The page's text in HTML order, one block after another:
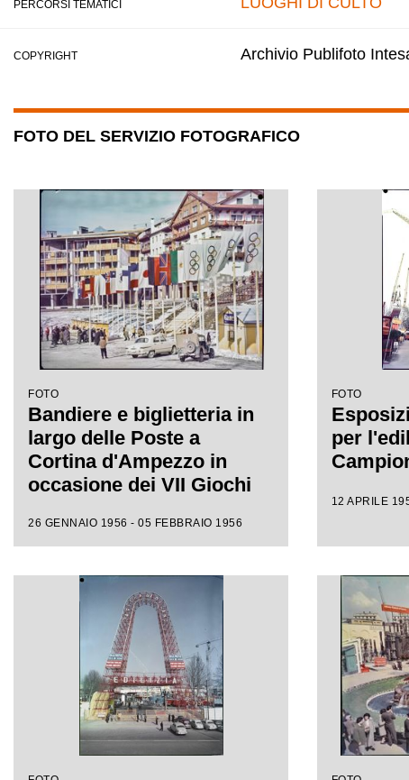
PERCORSI TEMATICI
COPYRIGHT Archivio Publifoto
FOTO DEL SERVIZIO FOTOGRAFICO
FOTO
Bandiere e biglietteria in
largo delle Poste a
Cortina d'Ampezzo in
occasione dei VII Giochi
26 GENNAIO 1956 - 05 FEBBRAIO 1956
FOTO
per
12 APRILE